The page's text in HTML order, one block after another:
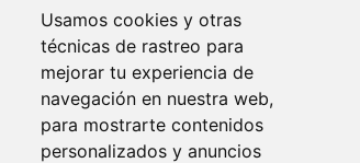
Usamos cookies y otras
técnicas de rastreo para
mejorar tu experiencia de
navegación en nuestra web,
para mostrarte contenidos
personalizados y anuncios